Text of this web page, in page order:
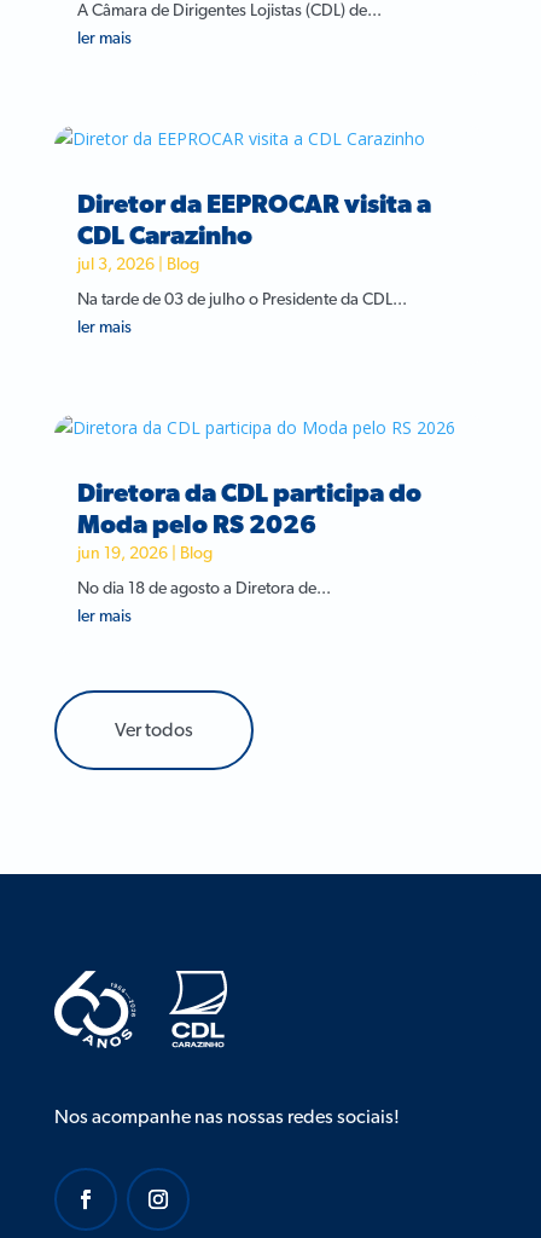
A Câmara de Dirigentes Lojistas (CDL) de...
ler mais
Diretor da EEPROCAR visita a
CDL Carazinho
jul 3, 2026| Blog
Na tarde de 03 de julho o Presidente da CDL...
ler mais
Diretora da CDL participa do
Moda pelo RS 2026
jun 19, 2026| Blog
No dia 18 de agosto a Diretora de...
ler mais
Ver todos
Nos acompanhe nas nossas redes sociais!